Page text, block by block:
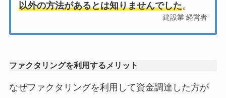
以外の方法があるとは知りませんでした。
建設業 経営者
ファクタリングを利用するメリット
なぜファクタリングを利用して資金調達した方が